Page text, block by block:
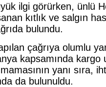
ilgi görürken, ünlü
kıtlık ve salgın
bulundu.
çağrıya olumlu
kapsamında kargo
yanı sıra,
da bulunuldu.